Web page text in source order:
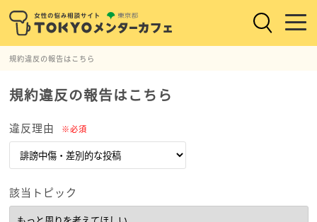
規約違反の報告はこちら
規約違反の報告はこちら
違反理由 ※必須
該当トピック